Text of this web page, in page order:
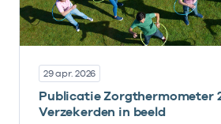
29 apr. 2026
Publicatie Zorgthermometer
Verzekerden in beeld